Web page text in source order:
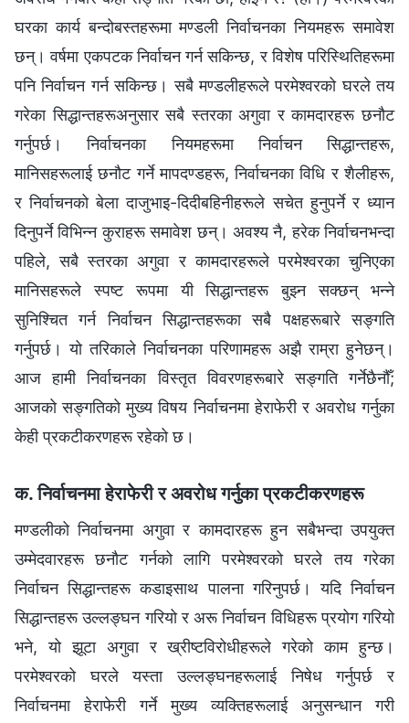
घरका कार्य बन्दोबस्तहरूमा मण्डली निर्वाचनका नियमहरू समावेश
छन्। वर्षमा एकपटक निर्वाचन गर्न सकिन्छ, र विशेष परिस्थितिहरूमा
पनि निर्वाचन गर्न सकिन्छ। सबै मण्डलीहरूले परमेश्‍वरको घरले तय
गरेका सिद्धान्तहरूअनुसार सबै स्तरका अगुवा र कामदारहरू छनौट
गर्नुपर्छ। निर्वाचनका नियमहरूमा निर्वाचन सिद्धान्तहरू,
मानिसहरूलाई छनौट गर्ने मापदण्डहरू, निर्वाचनका विधि र शैलीहरू,
र निर्वाचनको बेला दाजुभाइ-दिदीबहिनीहरूले सचेत हुनुपर्ने र ध्यान
दिनुपर्ने विभिन्‍न कुराहरू समावेश छन्। अवश्य नै, हरेक निर्वाचनभन्दा
पहिले, सबै स्तरका अगुवा र कामदारहरूले परमेश्‍वरका चुनिएका
मानिसहरूले स्पष्ट रूपमा यी सिद्धान्तहरू बुझ्न सक्छन् भन्‍ने
सुनिश्‍चित गर्न निर्वाचन सिद्धान्तहरूका सबै पक्षहरूबारे सङ्गति
गर्नुपर्छ। यो तरिकाले निर्वाचनका परिणामहरू अझै राम्रा हुनेछन्।
आज हामी निर्वाचनका विस्तृत विवरणहरूबारे सङ्गति गर्नेछैनौँ;
आजको सङ्गतिको मुख्य विषय निर्वाचनमा हेराफेरी र अवरोध गर्नुका
केही प्रकटीकरणहरू रहेको छ।
क. निर्वाचनमा हेराफेरी र अवरोध गर्नुका प्रकटीकरणहरू
मण्डलीको निर्वाचनमा अगुवा र कामदारहरू हुन सबैभन्दा उपयुक्त
उम्मेदवारहरू छनौट गर्नको लागि परमेश्‍वरको घरले तय गरेका
निर्वाचन सिद्धान्तहरू कडाइसाथ पालना गरिनुपर्छ। यदि निर्वाचन
सिद्धान्तहरू उल्लङ्घन गरियो र अरू निर्वाचन विधिहरू प्रयोग गरियो
भने, यो झूटा अगुवा र ख्रीष्टविरोधीहरूले गरेको काम हुन्छ।
परमेश्‍वरको घरले यस्ता उल्लङ्घनहरूलाई निषेध गर्नुपर्छ र
निर्वाचनमा हेराफेरी गर्ने मुख्य व्यक्तिहरूलाई अनुसन्धान गरी